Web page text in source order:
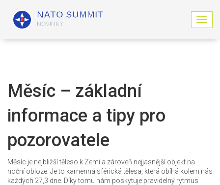
Z
o
i
Měsíc – základní
informace a tipy pro
pozorovatele
Měsíc je nejbližší těleso k Zemi a zároveň nejjasnější objekt na
noční obloze. Je to kamenná sférická tělesa, která obíhá kolem nás
každých 27,3 dne. Díky tomu nám poskytuje pravidelný rytmus